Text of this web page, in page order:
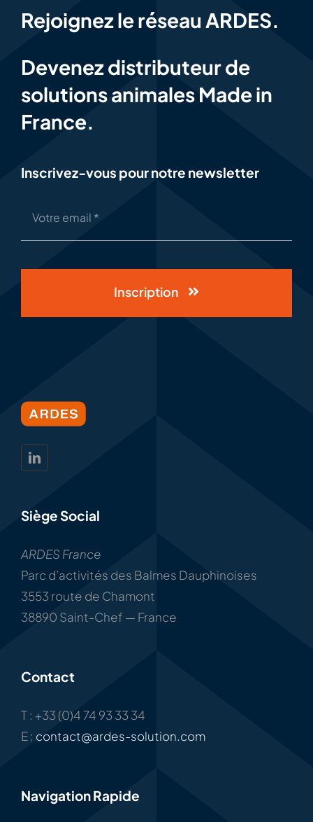
Rejoignez le réseau ARDES.
Devenez distributeur de
solutions animales Made in
France.
Inscrivez-vous pour notre newsletter
Inscription
Siège Social
ARDES France
Parc d’activités des Balmes Dauphinoises
3553 route de Chamont
38890 Saint-Chef — France
Contact
T : +33 (0)4 74 93 33 34
E : contact@ardes-solution.com
Navigation Rapide